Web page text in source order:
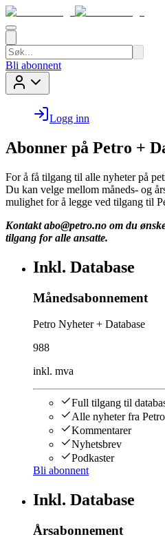
Bli abonnent
Logg inn
Abonner på Petro +
For å få tilgang til alle nyheter på
Du kan velge mellom måneds- og
mulighet for å legge ved tilgang til
Kontakt abo@petro.no om du
tilgang for alle ansatte.
Inkl. Database
Månedsabonnement
Petro Nyheter + Database
988
inkl. mva
Full tilgang til
Alle nyheter fra
Kommentarer
Nyhetsbrev
Podkaster
Bli abonnent
Inkl. Database
Årsabonnement